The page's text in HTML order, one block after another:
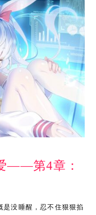
——第4章：
没睡醒，忍不住狠狠掐